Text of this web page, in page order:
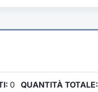
0 QUANTITÀ TOTALE: